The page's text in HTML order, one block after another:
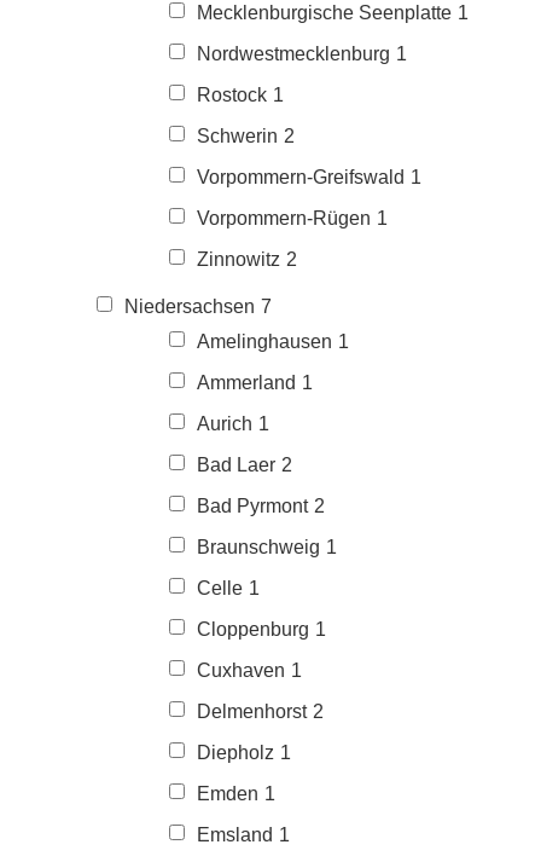
Mecklenburgische Seenplatte 1
Nordwestmecklenburg 1
Rostock 1
Schwerin 2
Vorpommern-Greifswald 1
Vorpommern-Rügen 1
Zinnowitz 2
Niedersachsen 7
Amelinghausen 1
Ammerland 1
Aurich 1
Bad Laer 2
Bad Pyrmont 2
Braunschweig 1
Celle 1
Cloppenburg 1
Cuxhaven 1
Delmenhorst 2
Diepholz 1
Emden 1
Emsland 1